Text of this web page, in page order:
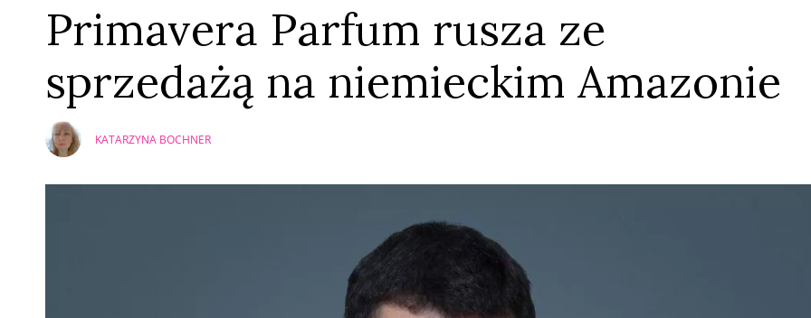
Primavera Parfum rusza ze
sprzedażą na niemieckim Amazonie
KATARZYNA BOCHNER